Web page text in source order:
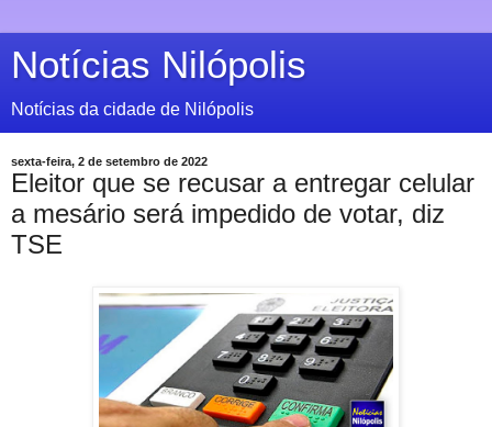
Notícias Nilópolis
Notícias da cidade de Nilópolis
sexta-feira, 2 de setembro de 2022
Eleitor que se recusar a entregar celular
a mesário será impedido de votar, diz
TSE